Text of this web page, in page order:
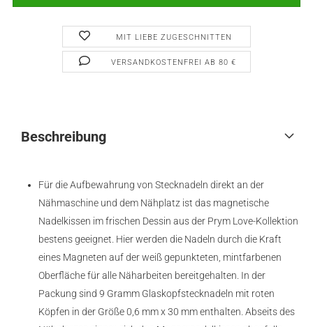
MIT LIEBE ZUGESCHNITTEN
VERSANDKOSTENFREI AB 80 €
Beschreibung
Für die Aufbewahrung von Stecknadeln direkt an der
Nähmaschine und dem Nähplatz ist das magnetische
Nadelkissen im frischen Dessin aus der Prym Love-Kollektion
bestens geeignet. Hier werden die Nadeln durch die Kraft
eines Magneten auf der weiß gepunkteten, mintfarbenen
Oberfläche für alle Näharbeiten bereitgehalten. In der
Packung sind 9 Gramm Glaskopfstecknadeln mit roten
Köpfen in der Größe 0,6 mm x 30 mm enthalten. Abseits des